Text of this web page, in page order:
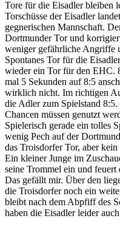
Tore für die Eisadler bleiben
Torschüsse der Eisadler
gegnerischen Mannschaft.
Dortmunder Tor und
weniger gefährliche Angriffe
Spontanes Tor für die
wieder ein Tor für den EHC.
mal 5 Sekunden auf 8:5
wirklich nicht. Im richtigen
die Adler zum Spielstand
Chancen müssen genutzt
Spielerisch gerade ein tolles
wenig Pech auf der
das Troisdorfer Tor, aber
Ein kleiner Junge im
seine Trommel ein und
Das gefällt mir. Über den
die Troisdorfer noch ein
bleibt nach dem Abpfiff des
haben die Eisadler leider